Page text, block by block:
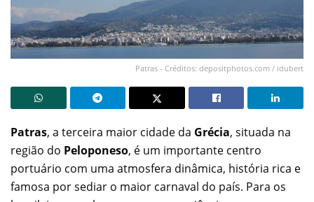
Patras - Créditos: depositphotos.com / idubert
Patras, a terceira maior cidade da Grécia, situada na
região do Peloponeso, é um importante centro
portuário com uma atmosfera dinâmica, história rica e
famosa por sediar o maior carnaval do país. Para os